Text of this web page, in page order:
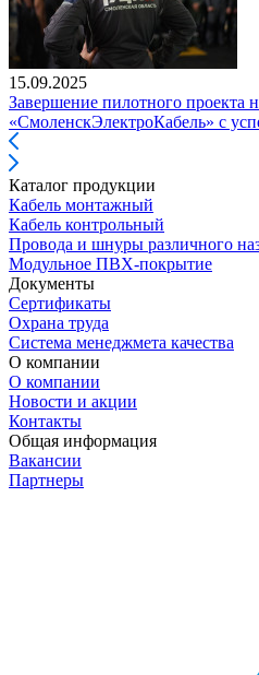
15.09.2025
Завершение пилотного
«СмоленскЭлектроКабель» с
Каталог продукции
Кабель монтажный
Кабель контрольный
Провода и шнуры различного
Модульное ПВХ-покрытие
Документы
Сертификаты
Охрана труда
Система менеджмета качества
О компании
О компании
Новости и акции
Контакты
Общая информация
Вакансии
Партнеры